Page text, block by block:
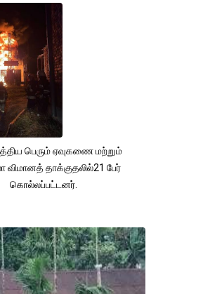
பெரும் ஏவுகணை மற்றும்
விமானத் தாக்குதலில்21 பேர்
கொல்லப்பட்டனர்.